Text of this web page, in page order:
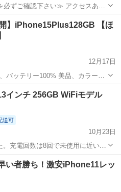
認下さい≫ アクセスあり
す。 【商品詳細】 ★
★OS：Android14 ★...
】iPhone15Plus128GB 【ほ
12月17日
バッテリー100% 美品、カラーグ
品なしになりす。
インチ 256GB WiFiモデル
送可
10月23日
充電回数は8回で未使用に近いで
Pro
い者勝ち！激安iPhone11レッ